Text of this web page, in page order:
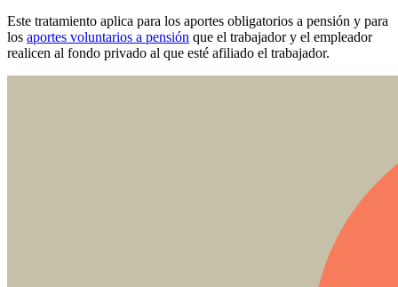
Este tratamiento aplica para los aportes obligatorios a pensión y para
los aportes voluntarios a pensión que el trabajador y el empleador
realicen al fondo privado al que esté afiliado el trabajador.